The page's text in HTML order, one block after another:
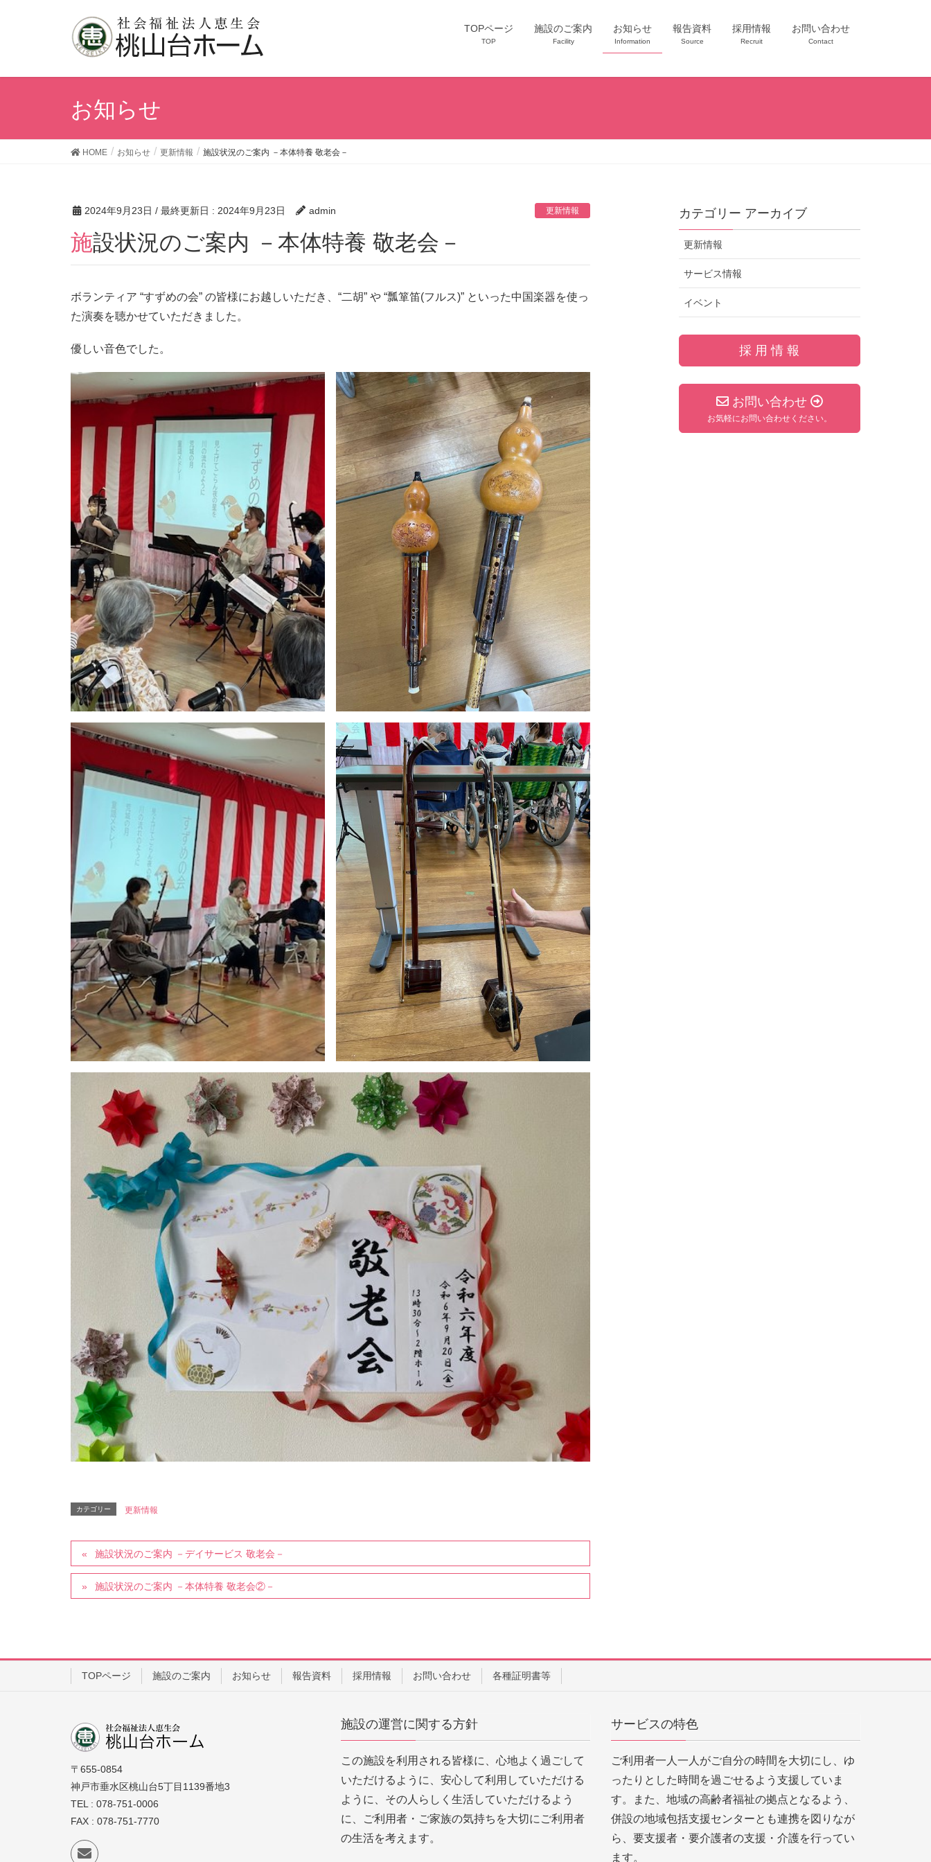
TOPページ
TOP
施設のご案内
Facility
お知らせ
Information
報告資料
Source
採用情報
Recruit
お問い合わせ
Contact
お知らせ
HOME お知らせ 更新情報 施設状況のご案内 －本体特養 敬老会－
2024年9月23日 / 最終更新日 : 2024年9月23日 admin 更新情報
施設状況のご案内 －本体特養 敬老会－
ボランティア “すずめの会” の皆様にお越しいただき、“二胡” や “瓢箪笛(フルス)” といった中国楽器を使っ
た演奏を聴かせていただきました。
優しい音色でした。
カテゴリー 更新情報
施設状況のご案内 －デイサービス 敬老会－
施設状況のご案内 －本体特養 敬老会②－
カテゴリー アーカイブ
更新情報
サービス情報
イベント
採 用 情 報
お問い合わせ
お気軽にお問い合わせください。
TOPページ 施設のご案内 お知らせ 報告資料 採用情報 お問い合わせ 各種証明書等
〒655-0854
神戸市垂水区桃山台5丁目1139番地3
TEL : 078-751-0006
FAX : 078-751-7770
施設の運営に関する方針
この施設を利用される皆様に、心地よく過ごして
いただけるように、安心して利用していただける
ように、その人らしく生活していただけるよう
に、ご利用者・ご家族の気持ちを大切にご利用者
の生活を考えます。
サービスの特色
ご利用者一人一人がご自分の時間を大切にし、ゆ
ったりとした時間を過ごせるよう支援していま
す。また、地域の高齢者福祉の拠点となるよう、
併設の地域包括支援センターとも連携を図りなが
ら、要支援者・要介護者の支援・介護を行ってい
ます。